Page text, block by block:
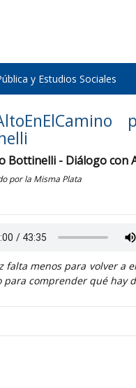
y Estudios Sociales
Bottinelli - Diálogo con
por la Misma Plata
falta menos para volver a
para comprender qué hay